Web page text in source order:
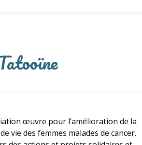
œuvre pour l’amélioration de la
vie des femmes malades de cancer.